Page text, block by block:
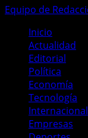
Equipo de
Inicio
Actualidad
Editorial
Política
Economía
Tecnología
Internacional
Empresas